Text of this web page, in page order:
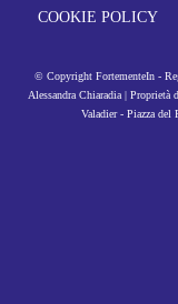
COOKIE POLICY
© Copyright FortementeIn -
Alessandra Chiaradia |
Valadier - Piazza